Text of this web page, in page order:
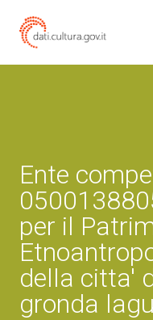
Ente
per il
della citta'
gronda